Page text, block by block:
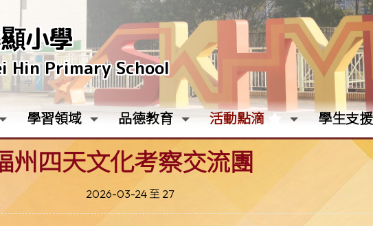
小學
Hin Primary School
學習領域 品德教育 活動點滴 學生支援
州四天文化考察交流團
2026-03-24 至 27